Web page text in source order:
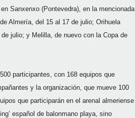
Sanxenxo (Pontevedra), en la mencionada
Almería, del 15 al 17 de julio; Orihuela
julio; y Melilla, de nuevo con la Copa de
participantes, con 168 equipos que
y la organización, que mueve 100
que participarán en el arenal almeriense
español de balonmano playa, sino